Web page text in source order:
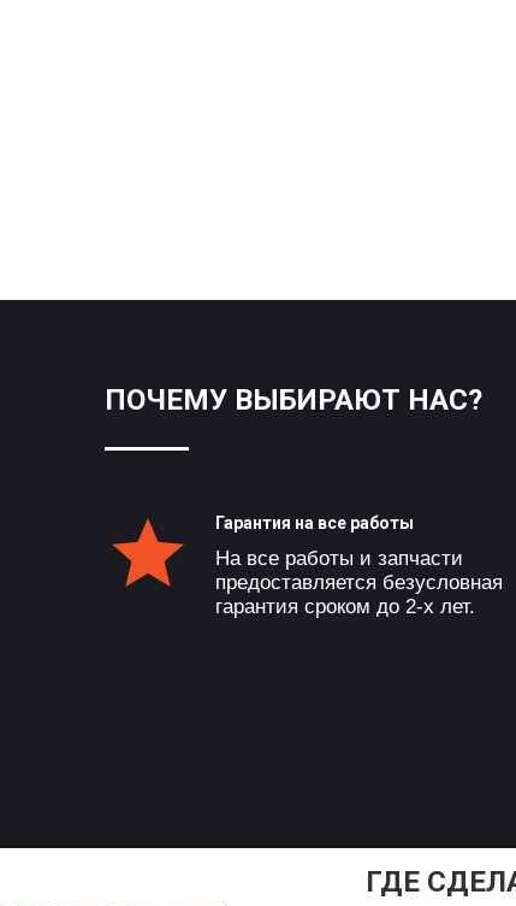
ПОЧЕМУ ВЫБИРАЮТ НАС?
Гарантия на все работы
На все работы и запчасти
предоставляется безусловная
гарантия сроком до 2-х лет.
ГДЕ